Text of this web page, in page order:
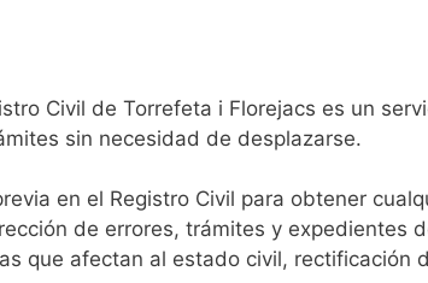
Civil de Torrefeta i Florejacs es un
sin necesidad de desplazarse.​
en el Registro Civil para obtener
de errores, trámites y expedientes
que afectan al estado civil, rectificación